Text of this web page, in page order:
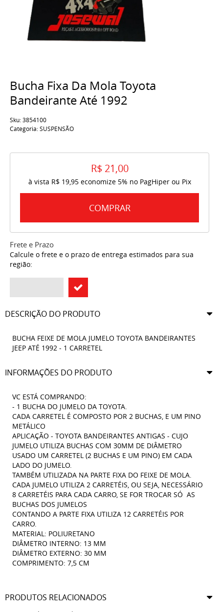
Bucha Fixa Da Mola Toyota
Bandeirante Até 1992
Sku:3854100
Categoria:SUSPENSÃO
R$ 21,00
à vista R$ 19,95economize 5% no PagHiper ou Pix
COMPRAR
Frete e Prazo
Calcule o frete e o prazo de entrega estimados para sua
região:
DESCRIÇÃO DO PRODUTO
BUCHA FEIXE DE MOLA JUMELO TOYOTA BANDEIRANTES
JEEP ATÉ 1992 - 1 CARRETEL
INFORMAÇÕES DO PRODUTO
VC ESTÁ COMPRANDO:
- 1 BUCHA DO JUMELO DA TOYOTA.
CADA CARRETEL É COMPOSTO POR 2 BUCHAS, E UM PINO
METÁLICO
APLICAÇÃO - TOYOTA BANDEIRANTES ANTIGAS - CUJO
JUMELO UTILIZA BUCHAS COM 30MM DE DIÂMETRO
USADO UM CARRETEL (2 BUCHAS E UM PINO) EM CADA
LADO DO JUMELO.
TAMBÉM UTILIZADA NA PARTE FIXA DO FEIXE DE MOLA.
CADA JUMELO UTILIZA 2 CARRETÉIS, OU SEJA, NECESSÁRIO
8 CARRETÉIS PARA CADA CARRO, SE FOR TROCAR SÓ AS
BUCHAS DOS JUMELOS
CONTANDO A PARTE FIXA UTILIZA 12 CARRETÉIS POR
CARRO.
MATERIAL: POLIURETANO
DIÂMETRO INTERNO: 13 MM
DIÂMETRO EXTERNO: 30 MM
COMPRIMENTO: 7,5 CM
PRODUTOS RELACIONADOS